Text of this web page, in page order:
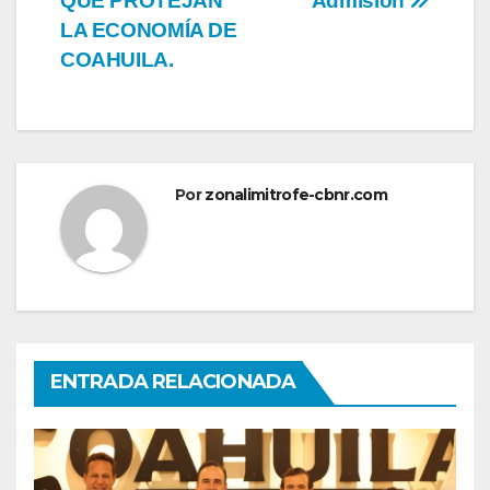
LA ECONOMÍA DE
COAHUILA.
Porzonalimitrofe-cbnr.com
ENTRADA RELACIONADA